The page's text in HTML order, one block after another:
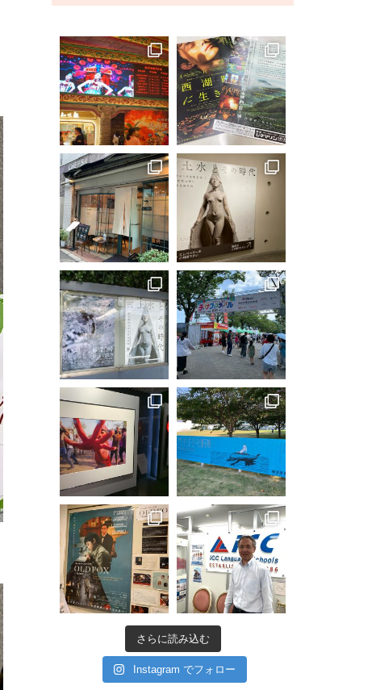
さらに読み込む
Instagram でフォロー